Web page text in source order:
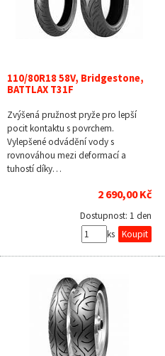
110/80R18 58V, Bridgestone,
BATTLAX T31F
Zvýšená pružnost pryže pro lepší
pocit kontaktu s povrchem.
Vylepšené odvádění vody s
rovnováhou mezi deformací a
tuhostí díky…
2 690,00 Kč
Dostupnost: 1 den
ks